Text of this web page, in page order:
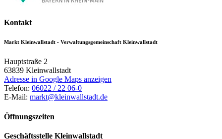
Kontakt
Markt Kleinwallstadt - Verwaltungsgemeinschaft Kleinwallstadt
Hauptstraße 2
63839 Kleinwallstadt
Adresse in Google Maps anzeigen
Telefon: 06022 / 22 06-0
E-Mail: markt@kleinwallstadt.de
Öffnungszeiten
Geschäftsstelle Kleinwallstadt